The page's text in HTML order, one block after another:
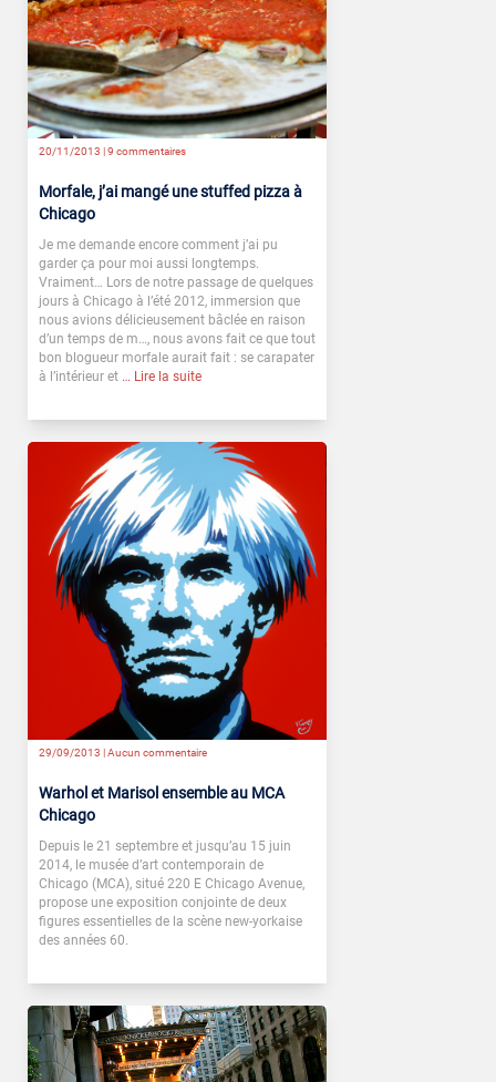
20/11/2013 |9 commentaires
Morfale, j’ai mangé une stuffed pizza à
Chicago
Je me demande encore comment j’ai pu
garder ça pour moi aussi longtemps.
Vraiment… Lors de notre passage de quelques
jours à Chicago à l’été 2012, immersion que
nous avions délicieusement bâclée en raison
d’un temps de m…, nous avons fait ce que tout
bon blogueur morfale aurait fait : se carapater
à l’intérieur et … Lire la suite
29/09/2013 |Aucun commentaire
Warhol et Marisol ensemble au MCA
Chicago
Depuis le 21 septembre et jusqu’au 15 juin
2014, le musée d’art contemporain de
Chicago (MCA), situé 220 E Chicago Avenue,
propose une exposition conjointe de deux
figures essentielles de la scène new-yorkaise
des années 60.